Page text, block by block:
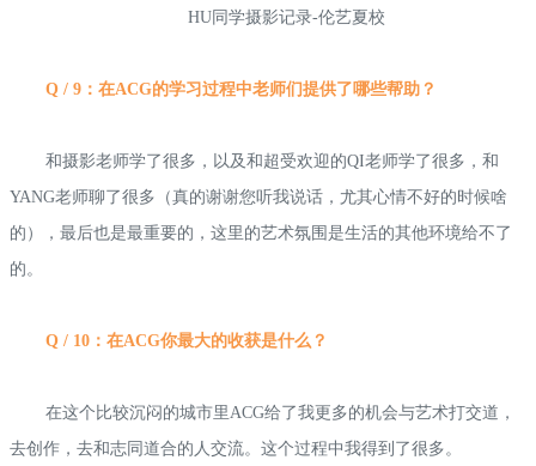
HU同学摄影记录-伦艺夏校
Q / 9：在ACG的学习过程中老师们提供了哪些帮助？
和摄影老师学了很多，以及和超受欢迎的QI老师学了很多，和
YANG老师聊了很多（真的谢谢您听我说话，尤其心情不好的时候啥
的），最后也是最重要的，这里的艺术氛围是生活的其他环境给不了
的。
Q / 10：在ACG你最大的收获是什么？
在这个比较沉闷的城市里ACG给了我更多的机会与艺术打交道，
去创作，去和志同道合的人交流。这个过程中我得到了很多。